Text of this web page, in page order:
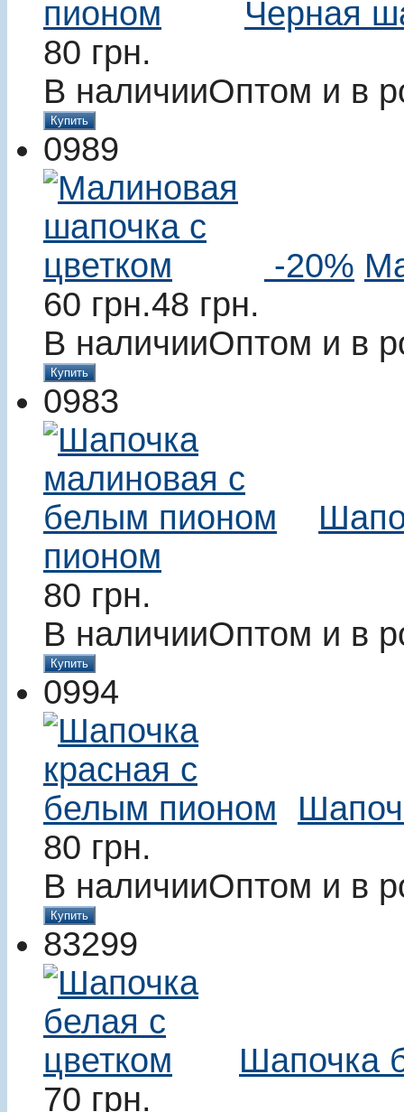
Черная
80 грн.
В наличииОптом и в
Купить
0989
-20%
60 грн.48 грн.
В наличииОптом и в
Купить
0983
пионом
80 грн.
В наличииОптом и в
Купить
0994
80 грн.
В наличииОптом и в
Купить
83299
Шапочка
70 грн.